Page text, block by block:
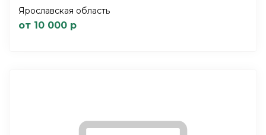
Ярославская область
от 10 000 р